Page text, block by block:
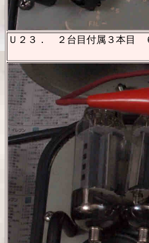
Ｕ２３． ２台目付属３本目
測定条件、「Ｅｐ＝